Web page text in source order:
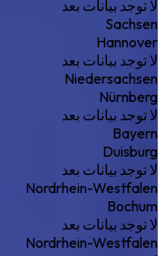
لا توجد بيانات بعد
Sachsen
Hannover
لا توجد بيانات بعد
Niedersachsen
Nürnberg
لا توجد بيانات بعد
Bayern
Duisburg
لا توجد بيانات بعد
Nordrhein-Westfalen
Bochum
لا توجد بيانات بعد
Nordrhein-Westfalen